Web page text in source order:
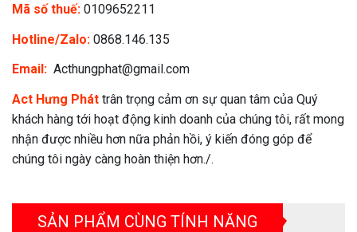
Mã số thuế: 0109652211
Hotline/Zalo: 0868.146.135
Email: Acthungphat@gmail.com
Act Hưng Phát trân trọng cảm ơn sự quan tâm của Quý
khách hàng tới hoạt động kinh doanh của chúng tôi, rất mong
nhận được nhiều hơn nữa phản hồi, ý kiến đóng góp để
chúng tôi ngày càng hoàn thiện hơn./.
SẢN PHẨM CÙNG TÍNH NĂNG